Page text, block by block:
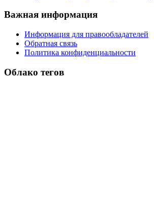
Важная информация
Информация для правообладателей
Обратная связь
Политика конфиденциальности
Облако тегов